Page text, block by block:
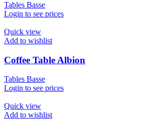
Tables Basse
Login to see prices
Quick view
Add to wishlist
Coffee Table Albion
Tables Basse
Login to see prices
Quick view
Add to wishlist